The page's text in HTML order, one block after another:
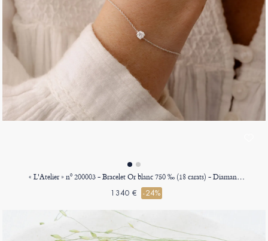
« L'Atelier » nº 200003 - Bracelet Or blanc 750 ‰ (18 carats) - Diamant Rond 0.3 carat - Chaîne Forçat
1340 € -24%